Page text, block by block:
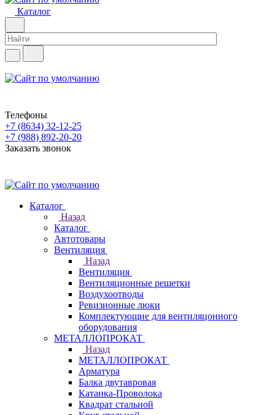
Каталог
Телефоны
+7 (8634) 32-12-25
+7 (988) 892-20-20
Заказать звонок
Каталог
Назад
Каталог
Автотовары
Вентиляция
Назад
Вентиляция
Вентиляционные решетки
Воздухоотводы
Ревизионные люки
Комплектующие для вентиляцонного
оборудования
МЕТАЛЛОПРОКАТ
Назад
МЕТАЛЛОПРОКАТ
Арматура
Балка двутавровая
Катанка-Проволока
Квадрат стальной